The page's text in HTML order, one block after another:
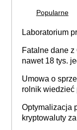
Popularne
Laboratorium
Fatalne dane
nawet 18 tys.
Umowa o
rolnik wiedzieć
Optymalizacja
kryptowaluty